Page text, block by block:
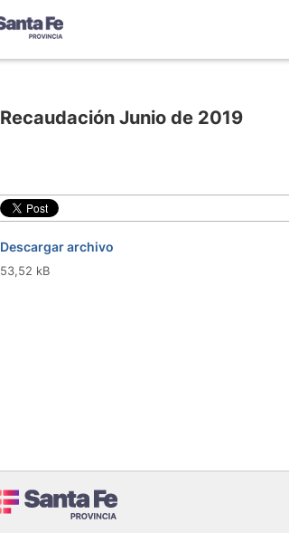
Recaudación Junio de 2019
Descargar archivo
53,52 kB